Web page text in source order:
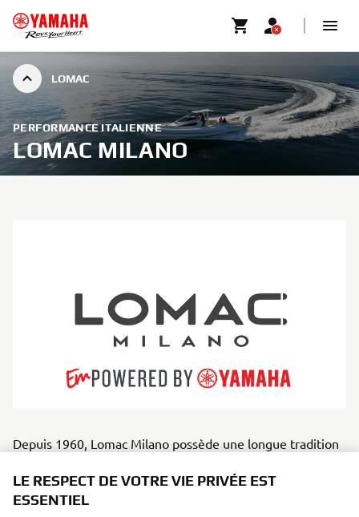
LOMAC
PERFORMANCE ITALIENNE
LOMAC MILANO
Depuis 1960, Lomac Milano possède une longue tradition
la finition italienne soignée, alliant innovation et savoir-
faire méticuleux. Leurs coques sont réputées pour leur
LE RESPECT DE VOTRE VIE PRIVÉE EST
ESSENTIEL